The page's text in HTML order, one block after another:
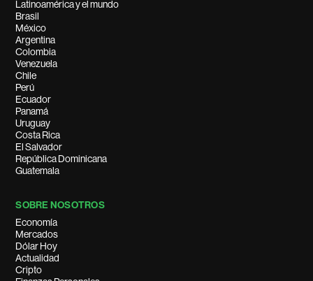
Latinoamérica y el mundo
Brasil
México
Argentina
Colombia
Venezuela
Chile
Perú
Ecuador
Panamá
Uruguay
Costa Rica
El Salvador
República Dominicana
Guatemala
SOBRE NOSOTROS
Economía
Mercados
Dólar Hoy
Actualidad
Cripto